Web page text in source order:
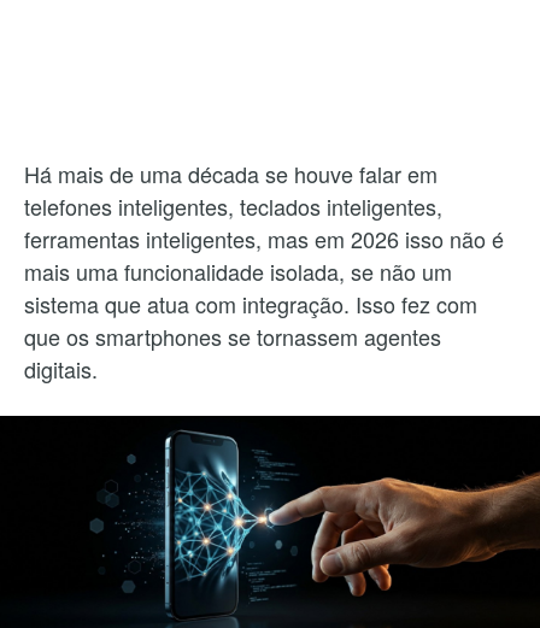
Há mais de uma década se houve falar em
telefones inteligentes, teclados inteligentes,
ferramentas inteligentes, mas em 2026 isso não é
mais uma funcionalidade isolada, se não um
sistema que atua com integração. Isso fez com
que os smartphones se tornassem agentes
digitais.